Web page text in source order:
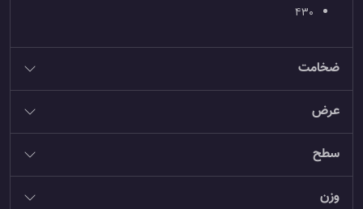
۴۳۰
ضخامت
عرض
سطح
وزن